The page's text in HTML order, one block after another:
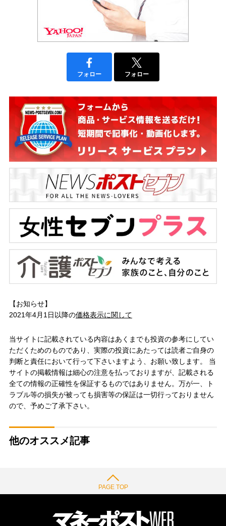
フォロー フォロー
【お知らせ】
2021年4月1日以降の価格表示に関して
当サイトに記載されている内容はあくまでも投資の参考にしてい
ただくためのものであり、実際の投資にあたっては読者ご自身の
判断と責任において行って下さいますよう、お願い致します。 当
サイトの掲載情報は細心の注意を払っておりますが、記載される
全ての情報の正確性を保証するものではありません。万が一、ト
ラブル等の損失が被っても損害等の保証は一切行っておりません
ので、予めご了承下さい。
他のオススメ記事
PAGE TOP